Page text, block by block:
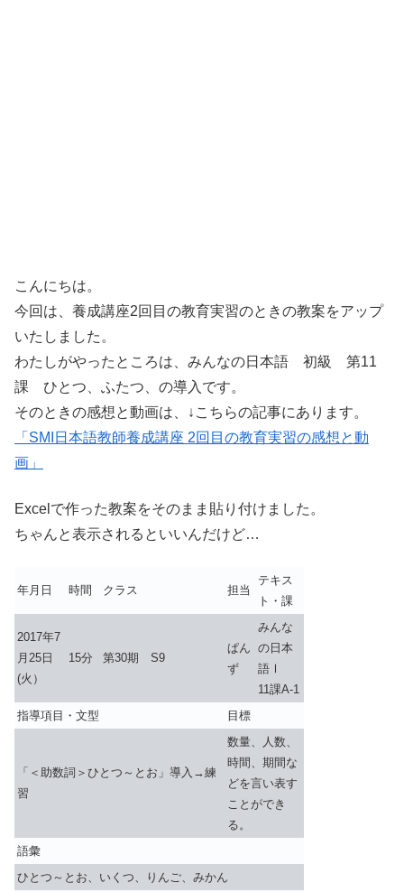
こんにちは。
今回は、養成講座2回目の教育実習のときの教案をアップ
いたしました。
わたしがやったところは、みんなの日本語 初級 第11
課 ひとつ、ふたつ、の導入です。
そのときの感想と動画は、↓こちらの記事にあります。
「SMI日本語教師養成講座 2回目の教育実習の感想と動
画」
Excelで作った教案をそのまま貼り付けました。
ちゃんと表示されるといいんだけど…
年月日 時間 クラス 担当
テキス
ト・課
2017年7
月25日
(火）
15分 第30期 S9
ぱん
ず
みんな
の日本
語Ⅰ
11課A-1
指導項目・文型
目標
「＜助数詞＞ひとつ～とお」導入→練
習
数量、人数、
時間、期間な
どを言い表す
ことができ
る。
語彙
ひとつ～とお、いくつ、りんご、みかん